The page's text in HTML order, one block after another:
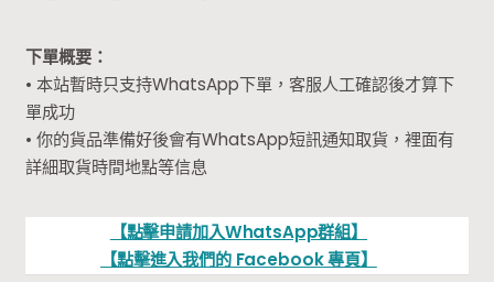
下單概要：
• 本站暫時只支持WhatsApp下單，客服人工確認後才算下
單成功
• 你的貨品準備好後會有WhatsApp短訊通知取貨，裡面有
詳細取貨時間地點等信息
【點擊申請加入WhatsApp群組】
【點擊進入我們的 Facebook 專頁】